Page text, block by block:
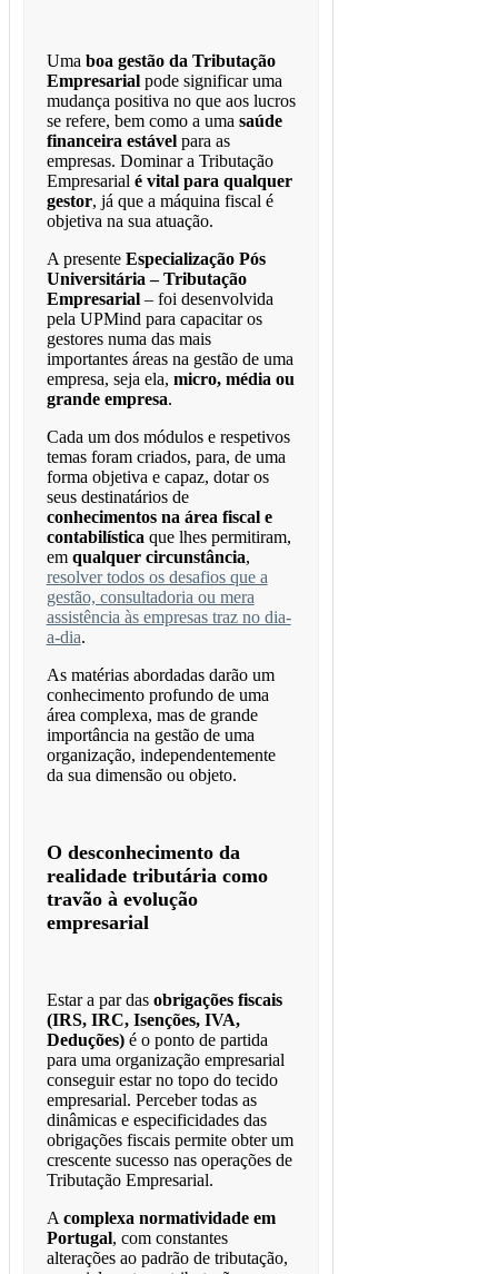
Uma boa gestão da Tributação
Empresarialpode significar uma
mudança positiva no que aos lucros
se refere, bem como a uma saúde
financeira estávelpara as
empresas. Dominar a Tributação
Empresarial é vital para qualquer
gestor, já que a máquina fiscal é
objetiva na sua atuação.
A presente Especialização Pós
Universitária – Tributação
Empresarial– foi desenvolvida
pela UPMind para capacitar os
gestores numa das mais
importantes áreas na gestão de uma
empresa, seja ela, micro, média ou
grande empresa.
Cada um dos módulos e respetivos
temas foram criados, para, de uma
forma objetiva e capaz, dotar os
seus destinatários de
conhecimentos na área fiscal e
contabilísticaque lhes permitiram,
em qualquer circunstância,
resolver todos os desafios que a
gestão, consultadoria ou mera
assistência às empresas traz no dia-
a-dia.
As matérias abordadas darão um
conhecimento profundo de uma
área complexa, mas de grande
importância na gestão de uma
organização, independentemente
da sua dimensão ou objeto.
O desconhecimento da
realidade tributária como
travão à evolução
empresarial
Estar a par das obrigações fiscais
(IRS, IRC, Isenções, IVA,
Deduções)é o ponto de partida
para uma organização empresarial
conseguir estar no topo do tecido
empresarial. Perceber todas as
dinâmicas e especificidades das
obrigações fiscais permite obter um
crescente sucesso nas operações de
Tributação Empresarial.
Acomplexa normatividade em
Portugal, com constantes
alterações ao padrão de tributação,